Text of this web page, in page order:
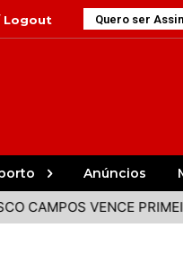
Logout Quero ser
Anúncios
VENCE PRIMEIRA